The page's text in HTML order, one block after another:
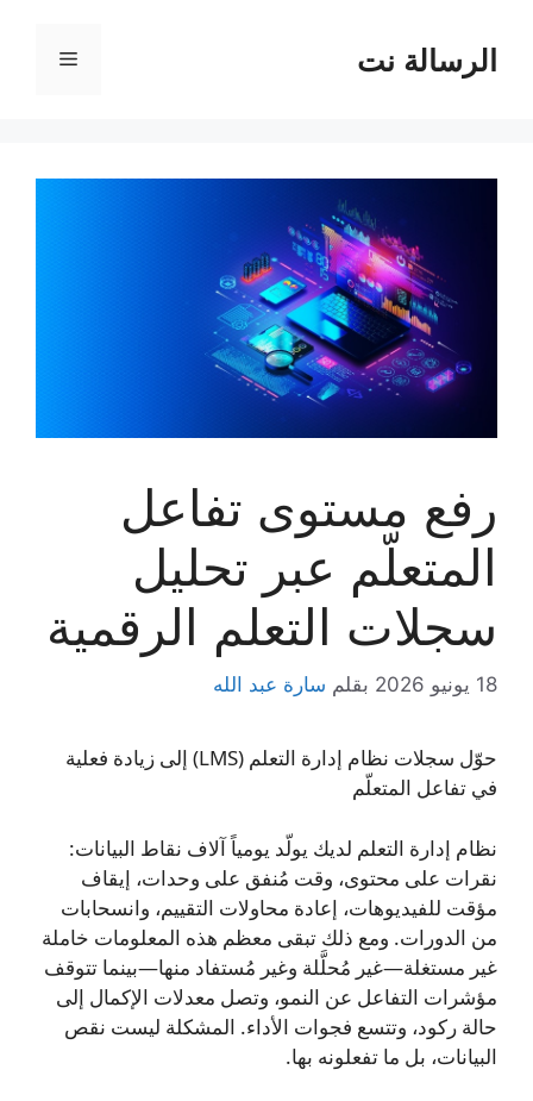
المحتوىالرسالة نت القائمة
رفع مستوى تفاعل
المتعلّم عبر تحليل
سجلات التعلم الرقمية
18 يونيو 2026 بقلم سارة عبد الله
حوّل سجلات نظام إدارة التعلم (LMS) إلى زيادة فعلية
في تفاعل المتعلّم
نظام إدارة التعلم لديك يولّد يومياً آلاف نقاط البيانات:
نقرات على محتوى، وقت مُنفق على وحدات، إيقاف
مؤقت للفيديوهات، إعادة محاولات التقييم، وانسحابات
من الدورات. ومع ذلك تبقى معظم هذه المعلومات خاملة
غير مستغلة—غير مُحلَّلة وغير مُستفاد منها—بينما تتوقف
مؤشرات التفاعل عن النمو، وتصل معدلات الإكمال إلى
حالة ركود، وتتسع فجوات الأداء. المشكلة ليست نقص
البيانات، بل ما تفعلونه بها.